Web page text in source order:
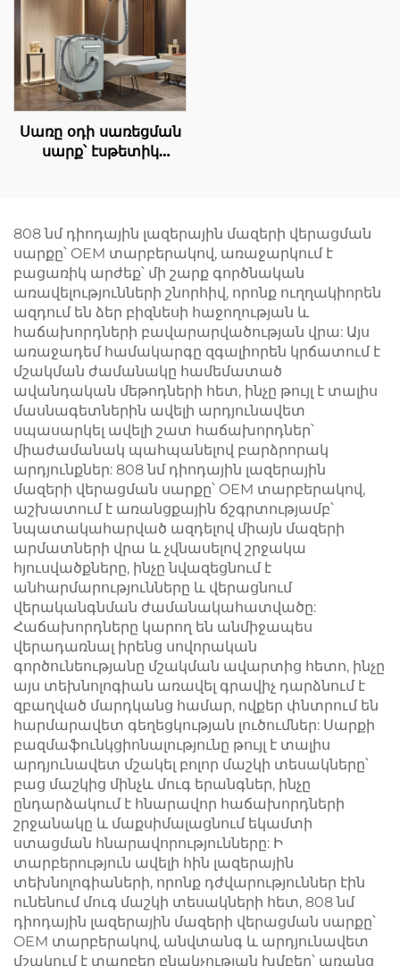
HIFU սարք
Սառը օդի սառեցման
սարք՝ էսթետիկ
համակարգ, ցավի
թուլացման,
էպիդերմիսի
պաշտպանության և
անընդհատ,
անշպրտվող
կլինիկական
օգտագործման
համար
808 նմ դիոդային լազերային մազերի վերացման
սարքը՝ OEM տարբերակով, առաջարկում է
բացառիկ արժեք՝ մի շարք գործնական
առավելությունների շնորհիվ, որոնք ուղղակիորեն
ազդում են ձեր բիզնեսի հաջողության և
հաճախորդների բավարարվածության վրա: Այս
առաջադեմ համակարգը զգալիորեն կրճատում է
մշակման ժամանակը համեմատած
ավանդական մեթոդների հետ, ինչը թույլ է տալիս
մասնագետներին ավելի արդյունավետ
սպասարկել ավելի շատ հաճախորդներ՝
միաժամանակ պահպանելով բարձրորակ
արդյունքներ: 808 նմ դիոդային լազերային
մազերի վերացման սարքը՝ OEM տարբերակով,
աշխատում է առանցքային ճշգրտությամբ՝
նպատակահարված ազդելով միայն մազերի
արմատների վրա և չվնասելով շրջակա
հյուսվածքները, ինչը նվազեցնում է
անհարմարությունները և վերացնում
վերականգնման ժամանակահատվածը:
Հաճախորդները կարող են անմիջապես
վերադառնալ իրենց սովորական
գործունեությանը մշակման ավարտից հետո, ինչը
այս տեխնոլոգիան առավել գրավիչ դարձնում է
զբաղված մարդկանց համար, ովքեր փնտրում են
հարմարավետ գեղեցկության լուծումներ: Սարքի
բազմաֆունկցիոնալությունը թույլ է տալիս
արդյունավետ մշակել բոլոր մաշկի տեսակները՝
բաց մաշկից մինչև մուգ երանգներ, ինչը
ընդարձակում է հնարավոր հաճախորդների
շրջանակը և մաքսիմալացնում եկամտի
ստացման հնարավորությունները: Ի
տարբերություն ավելի հին լազերային
տեխնոլոգիաների, որոնք դժվարություններ էին
ունենում մուգ մաշկի տեսակների հետ, 808 նմ
դիոդային լազերային մազերի վերացման սարքը՝
OEM տարբերակով, անվտանգ և արդյունավետ
մշակում է տարբեր բնակչության խմբեր՝ առանց